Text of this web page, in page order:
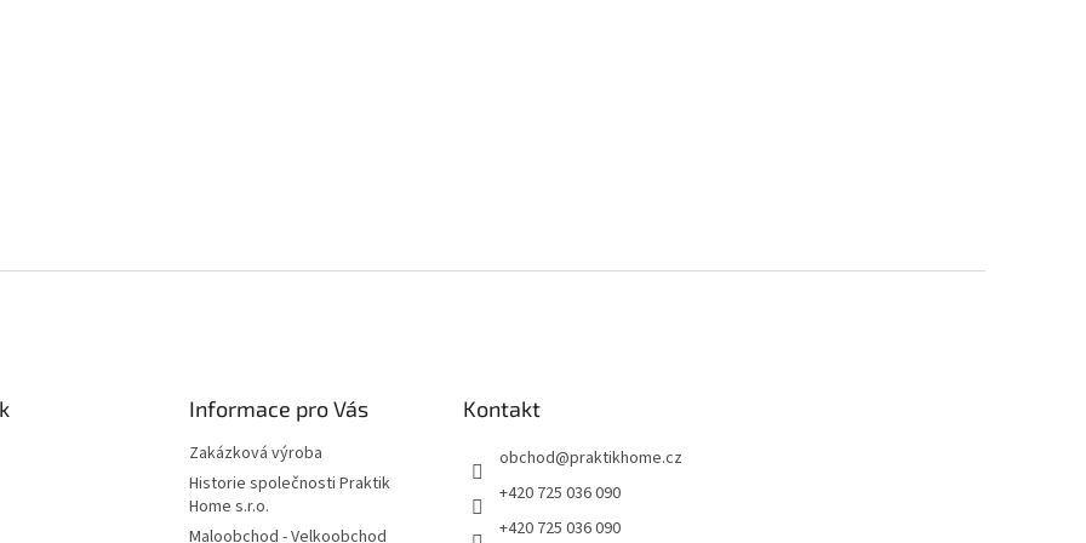
Informace pro Vás
Zakázková výroba
Historie společnosti Praktik
Home s.r.o.
Maloobchod - Velkoobchod
Kontakt
obchod@praktikhome.cz
+420 725 036 090
+420 725 036 090